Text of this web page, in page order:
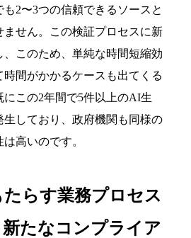
2〜3つの信頼できるソースと
せん。この検証プロセスに新
このため、単純な時間短縮効
間がかかるケースも出てくる
この2年間で5件以上のAI生
生しており、政府機関も同様の
高いのです。
らす業務プロセス
たなコンプライア